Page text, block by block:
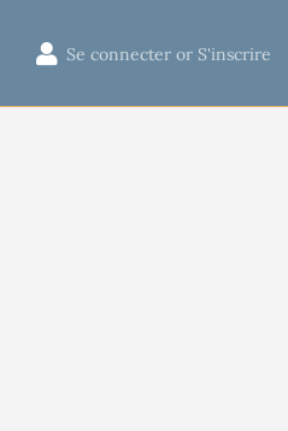
Se connecter or S'inscrire